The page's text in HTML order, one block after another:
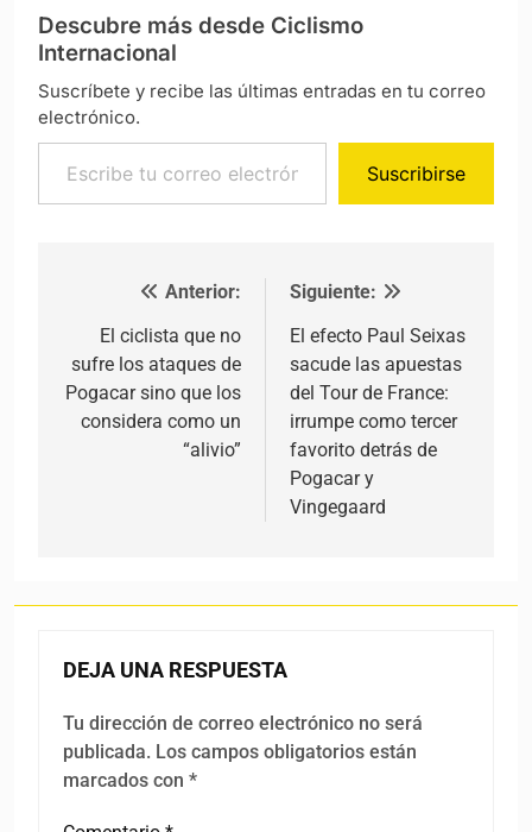
Descubre más desde Ciclismo
Internacional
Suscríbete y recibe las últimas entradas en tu correo
electrónico.
Escribe tu correo electrónico…
Suscribirse
Navegación de entradas
Anterior:
El ciclista que no
sufre los ataques de
Pogacar sino que los
considera como un
“alivio”
Siguiente:
El efecto Paul Seixas
sacude las apuestas
del Tour de France:
irrumpe como tercer
favorito detrás de
Pogacar y
Vingegaard
DEJA UNA RESPUESTA
Tu dirección de correo electrónico no será
publicada. Los campos obligatorios están
marcados con *